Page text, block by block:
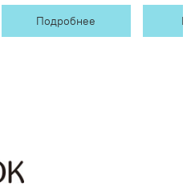
Подробнее В